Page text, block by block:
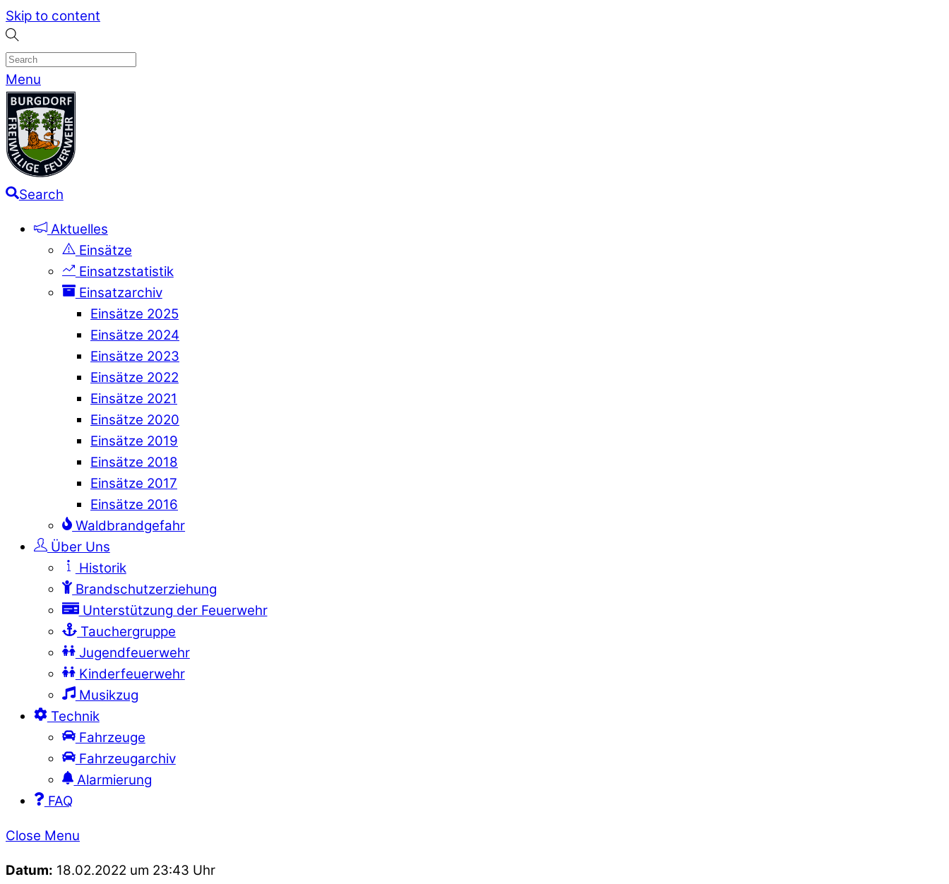
Skip to content
Menu
Search
Aktuelles
Einsätze
Einsatzstatistik
Einsatzarchiv
Einsätze 2025
Einsätze 2024
Einsätze 2023
Einsätze 2022
Einsätze 2021
Einsätze 2020
Einsätze 2019
Einsätze 2018
Einsätze 2017
Einsätze 2016
Waldbrandgefahr
Über Uns
Historik
Brandschutzerziehung
Unterstützung der Feuerwehr
Tauchergruppe
Jugendfeuerwehr
Kinderfeuerwehr
Musikzug
Technik
Fahrzeuge
Fahrzeugarchiv
Alarmierung
FAQ
Close Menu
Datum: 18.02.2022 um 23:43 Uhr